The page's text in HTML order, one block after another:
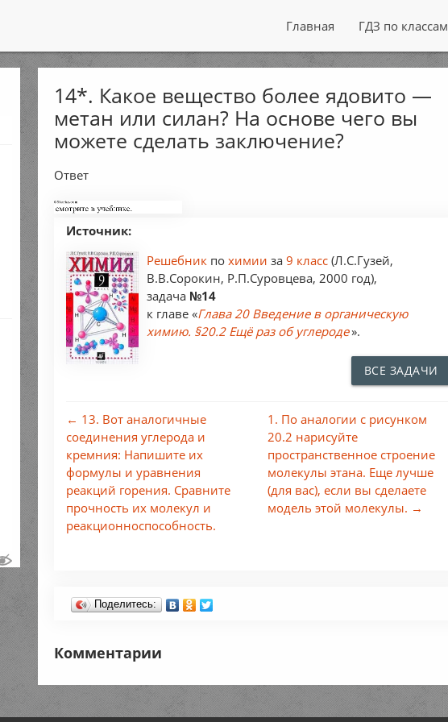
Главная ГДЗ по классам
14*. Какое вещество более ядовито —
метан или силан? На основе чего вы
можете сделать заключение?
Ответ
Источник:
Решебник похимииза9 класс (Л.С.Гузей,
В.В.Сорокин, Р.П.Суровцева, 2000 год),
задача №14
к главе «Глава 20 Введение в органическую
химию. §20.2 Ещё раз об углероде».
ВСЕ ЗАДАЧИ
← 13. Вот аналогичные
соединения углерода и
кремния: Напишите их
формулы и уравнения
реакций горения. Сравните
прочность их молекул и
реакционноспособность.
1. По аналогии с рисунком
20.2 нарисуйте
пространственное строение
молекулы этана. Еще лучше
(для вас), если вы сделаете
модель этой молекулы. →
Поделитесь:
Комментарии